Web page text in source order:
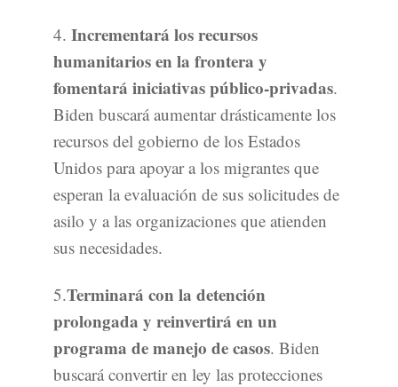
4. Incrementará los recursos
humanitarios en la frontera y
fomentará iniciativas público-privadas.
Biden buscará aumentar drásticamente los
recursos del gobierno de los Estados
Unidos para apoyar a los migrantes que
esperan la evaluación de sus solicitudes de
asilo y a las organizaciones que atienden
sus necesidades.
5.Terminará con la detención
prolongada y reinvertirá en un
programa de manejo de casos. Biden
buscará convertir en ley las protecciones